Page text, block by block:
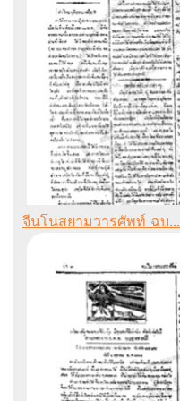
จีนโนสยามวารศัพท์ ฉบ...